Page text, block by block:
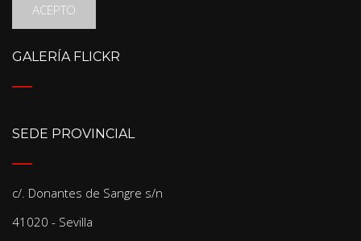
ACEPTO
GALERÍA FLICKR
SEDE PROVINCIAL
c/. Donantes de Sangre s/n
41020 - Sevilla